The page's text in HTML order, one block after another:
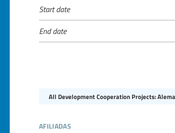
Start date
End date
All Development Cooperation Projects:
afiliadas